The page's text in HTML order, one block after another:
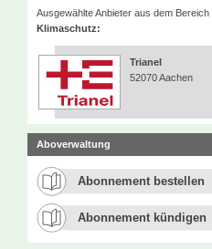
Ausgewählte Anbieter aus dem Bereich
Klimaschutz:
Trianel
52070 Aachen
Aboverwaltung
Abonnement bestellen
Abonnement kündigen